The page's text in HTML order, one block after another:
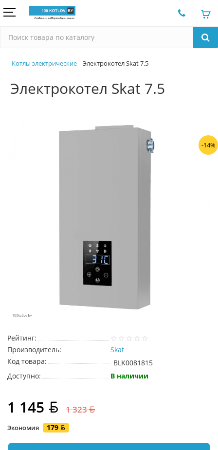
Котлы электрические Электрокотел Skat 7.5
Электрокотел Skat 7.5
-14%
Рейтинг:
Производитель:
Skat
Код товара:
BLK0081815
Доступно:
В наличии
1 145 1 323
Экономия 179